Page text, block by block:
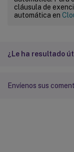
cláusula de
automática en
¿Le ha resultado
Envíenos sus